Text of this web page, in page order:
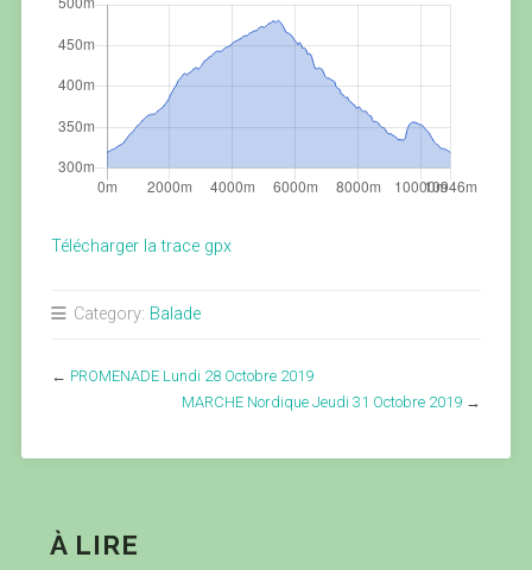
Télécharger la trace gpx
Category: Balade
← PROMENADE Lundi 28 Octobre 2019
MARCHE Nordique Jeudi 31 Octobre 2019 →
À LIRE